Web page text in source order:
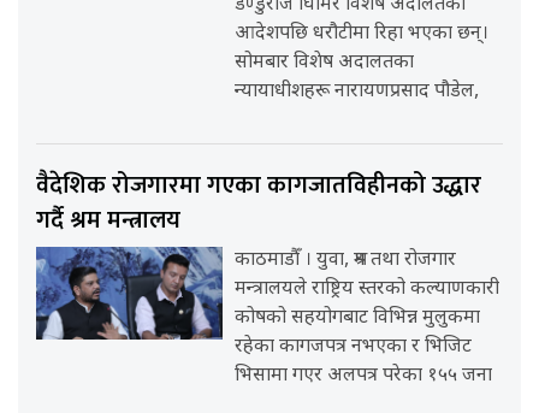
डण्डुराज घिमिरे विशेष अदालतको
आदेशपछि धरौटीमा रिहा भएका छन्।
सोमबार विशेष अदालतका
न्यायाधीशहरू नारायणप्रसाद पौडेल,
वैदेशिक रोजगारमा गएका कागजातविहीनको उद्धार
गर्दै श्रम मन्त्रालय
काठमाडौँ । युवा, श्रम तथा रोजगार
मन्त्रालयले राष्ट्रिय स्तरको कल्याणकारी
कोषको सहयोगबाट विभिन्न मुलुकमा
रहेका कागजपत्र नभएका र भिजिट
भिसामा गएर अलपत्र परेका १५५ जना